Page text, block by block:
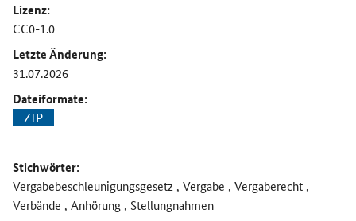
Lizenz:
CC0-1.0
Letzte Änderung:
31.07.2026
Dateiformate:
ZIP
Stichwörter:
Vergabebeschleunigungsgesetz , Vergabe , Vergaberecht ,
Verbände , Anhörung , Stellungnahmen